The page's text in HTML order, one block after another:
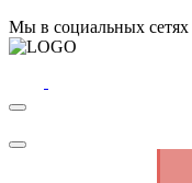
Мы в социальных сетях